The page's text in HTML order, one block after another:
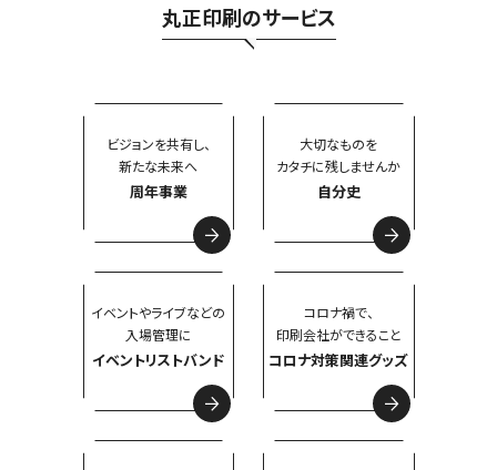
丸正印刷のサービス
ビジョンを共有し、
新たな未来へ
周年事業
大切なものを
カタチに残しませんか
自分史
イベントやライブなどの
入場管理に
イベントリストバンド
コロナ禍で、
印刷会社ができること
コロナ対策関連グッズ